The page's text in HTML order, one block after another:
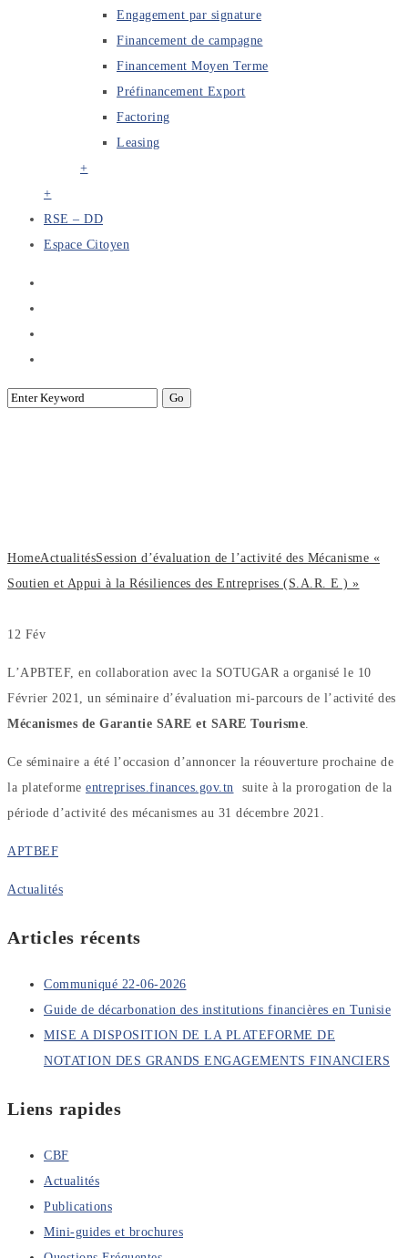
Engagement par signature
Financement de campagne
Financement Moyen Terme
Préfinancement Export
Factoring
Leasing
+
+
RSE – DD
Espace Citoyen
HomeActualitésSession d’évaluation de l’activité des Mécanisme «
Soutien et Appui à la Résiliences des Entreprises (S.A.R. E ) »
12 Fév
L’APBTEF, en collaboration avec la SOTUGAR a organisé le 10
Février 2021, un séminaire d’évaluation mi-parcours de l’activité des
Mécanismes de Garantie SARE et SARE Tourisme
Ce séminaire a été l’occasion d’annoncer la réouverture prochaine de
la plateforme entreprises.finances.gov.tn suite à la prorogation de la
période d’activité des mécanismes au 31 décembre 2021.
APTBEF
Actualités
Articles récents
Communiqué 22-06-2026
Guide de décarbonation des institutions financières en Tunisie
MISE A DISPOSITION DE LA PLATEFORME DE
NOTATION DES GRANDS ENGAGEMENTS FINANCIERS
Liens rapides
CBF
Actualités
Publications
Mini-guides et brochures